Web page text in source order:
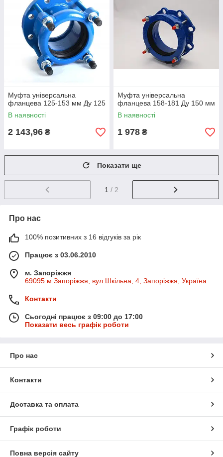
Муфта універсальна
фланцева 125-153 мм Ду 125
В наявності
2 143,96 ₴
Муфта універсальна
фланцева 158-181 Ду 150 мм
В наявності
1 978 ₴
Показати ще
1 / 2
Про нас
100% позитивних з 16 відгуків за рік
Працює з 03.06.2010
м. Запоріжжя
69095 м.Запоріжжя, вул.Шкільна, 4, Запоріжжя, Україна
Контакти
Сьогодні працює з 09:00 до 17:00
Показати весь графік роботи
Про нас
Контакти
Доставка та оплата
Графік роботи
Повна версія сайту